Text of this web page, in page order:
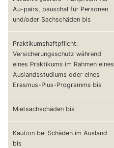
Au-pairs, pauschal für Personen
und/oder Sachschäden bis
Praktikumshaftpflicht:
Versicherungsschutz während
eines Praktikums im Rahmen eines
Auslandsstudiums oder eines
Erasmus-Plus-Programms bis
Mietsachschäden bis
Kaution bei Schäden im Ausland
bis